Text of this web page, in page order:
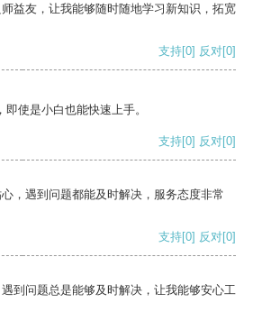
益友，让我能够随时随地学习新知识，拓宽
支持[0] 反对[0]
使是小白也能快速上手。
支持[0] 反对[0]
，遇到问题都能及时解决，服务态度非常
支持[0] 反对[0]
到问题总是能够及时解决，让我能够安心工